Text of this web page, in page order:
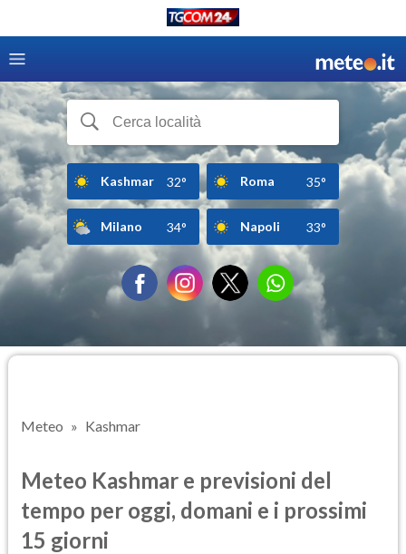
Kashmar 32° Roma 35°
Milano 34° Napoli 33°
Meteo Kashmar
Meteo Kashmar e previsioni del
tempo per oggi, domani e i prossimi
15 giorni